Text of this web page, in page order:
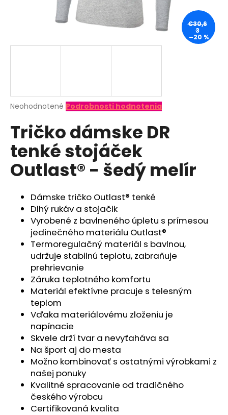
Priemerné
produktu
0,0
z
5
hviezdičiek.
Neohodnotené Podrobnosti hodnotenia
Tričko dámske DR
tenké stojáček
Outlast® - šedý melír
Dámske tričko Outlast® tenké
Dlhý rukáv a stojačik
Vyrobené z bavlneného úpletu s prímesou
jedinečného materiálu Outlast®
Termoregulačný materiál s bavlnou,
udržuje stabilnú teplotu, zabraňuje
prehrievanie
Záruka teplotného komfortu
Materiál efektívne pracuje s telesným
teplom
Vďaka materiálovému zloženiu je
napínacie
Skvele drží tvar a nevyťaháva sa
Na šport aj do mesta
Možno kombinovať s ostatnými výrobkami z
našej ponuky
Kvalitné spracovanie od tradičného
českého výrobcu
Certifikovaná kvalita
€30,6
3
–20 %
O
d
TRIČKO
PÁNSKE
TENKÉ
VÝSTRIH
OUTLAST®
MODRÝ
€41,98